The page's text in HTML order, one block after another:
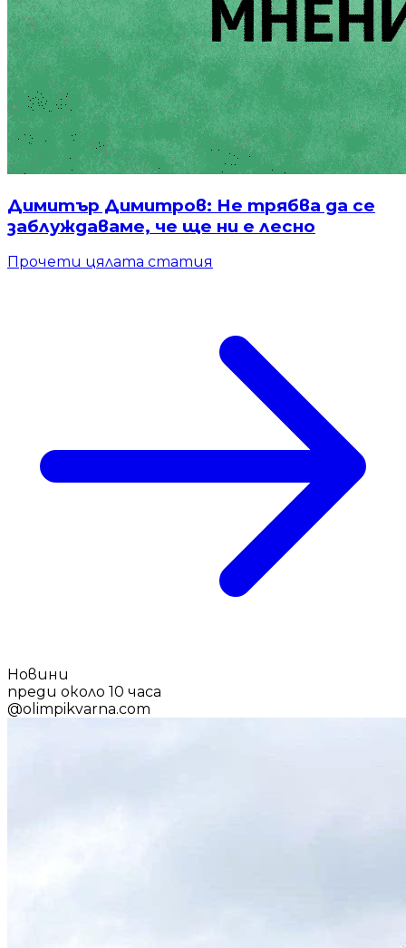
Димитър Димитров: Не трябва да се
заблуждаваме, че ще ни е лесно
Прочети цялата статия
Новини
преди около 10 часа
@olimpikvarna.com